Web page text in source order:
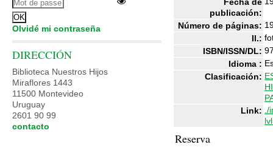
publicación:
Número de páginas:
Il.:
ISBN/ISSN/DL:
Idioma :
Clasificación:
Link: ./
Reserva
Olvidé mi contraseña
DIRECCIÓN
Biblioteca Nuestros Hijos
Miraflores 1443
11500 Montevideo
Uruguay
2601 90 99
contacto